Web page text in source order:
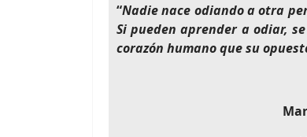
“Nadie nace odiando a otra
Si pueden aprender a odiar,
corazón humano que su